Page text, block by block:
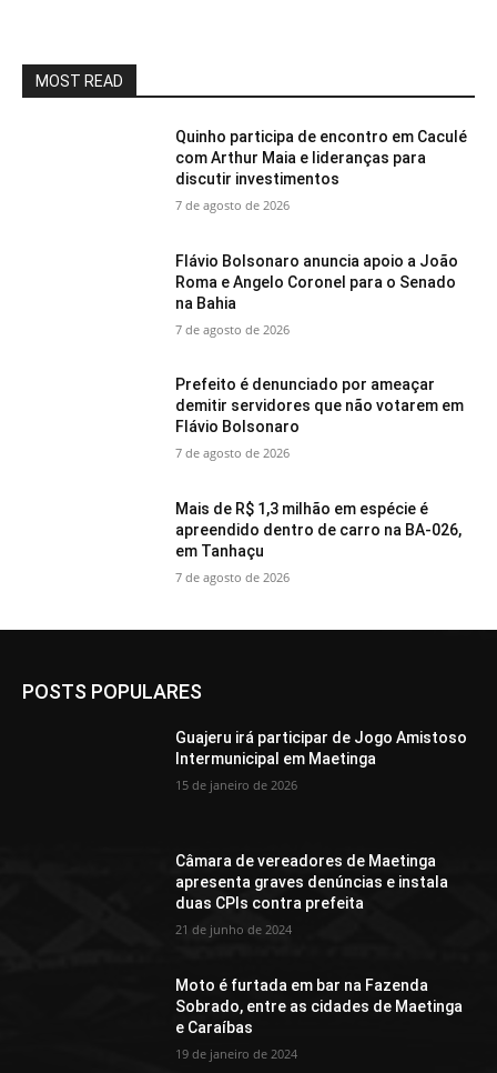
MOST READ
Quinho participa de encontro em Caculé
com Arthur Maia e lideranças para
discutir investimentos
7 de agosto de 2026
Flávio Bolsonaro anuncia apoio a João
Roma e Angelo Coronel para o Senado
na Bahia
7 de agosto de 2026
Prefeito é denunciado por ameaçar
demitir servidores que não votarem em
Flávio Bolsonaro
7 de agosto de 2026
Mais de R$ 1,3 milhão em espécie é
apreendido dentro de carro na BA-026,
em Tanhaçu
7 de agosto de 2026
POSTS POPULARES
Guajeru irá participar de Jogo Amistoso
Intermunicipal em Maetinga
15 de janeiro de 2026
Câmara de vereadores de Maetinga
apresenta graves denúncias e instala
duas CPIs contra prefeita
21 de junho de 2024
Moto é furtada em bar na Fazenda
Sobrado, entre as cidades de Maetinga
e Caraíbas
19 de janeiro de 2024